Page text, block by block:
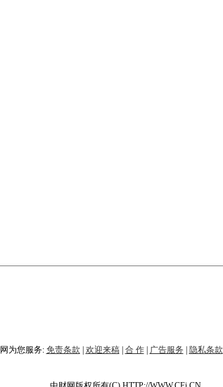
为您服务: 免责条款 欢迎来稿| 合 作| 广告服务 隐私条款